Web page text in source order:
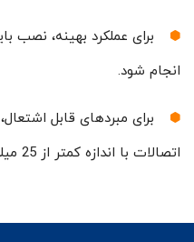
برای عملکرد بهینه، نصب
انجام شود.
برای مبردهای قابل
اتصالات با اندازه کمتر از 25 میلی‌متر استفاده کنید.